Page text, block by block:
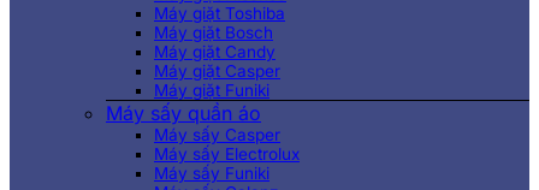
Máy giặt Toshiba
Máy giặt Bosch
Máy giặt Candy
Máy giặt Casper
Máy giặt Funiki
Máy sấy quần áo
Máy sấy Casper
Máy sấy Electrolux
Máy sấy Funiki